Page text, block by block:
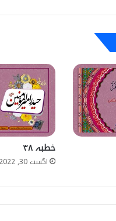
خطبہ ۳۸
اگست 30, 2022